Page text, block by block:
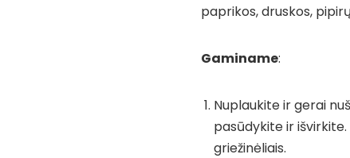
paprikos, druskos,
Gaminame:
Nuplaukite ir gerai
pasūdykite ir
griežinėliais.